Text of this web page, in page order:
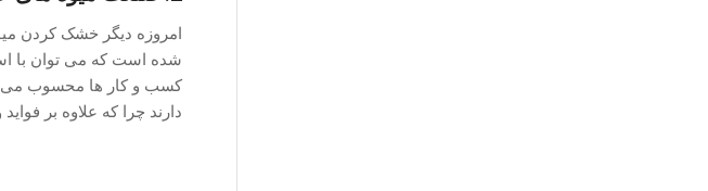
امروزه دیگر خشک کردن
شده است که می توان با
کسب و کار ها محسوب می
دارند چرا که علاوه بر